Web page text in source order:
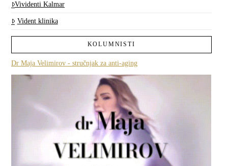
Vividenti Kalmar
Vident klinika
KOLUMNISTI
Dr Maja Velimirov - stručnjak za anti-aging